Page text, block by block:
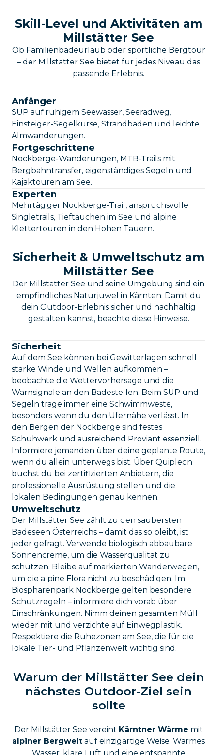
Skill-Level und Aktivitäten am
Millstätter See
Ob Familienbadeurlaub oder sportliche Bergtour
– der Millstätter See bietet für jedes Niveau das
passende Erlebnis.
Anfänger
SUP auf ruhigem Seewasser, Seeradweg,
Einsteiger-Segelkurse, Strandbaden und leichte
Almwanderungen.
Fortgeschrittene
Nockberge-Wanderungen, MTB-Trails mit
Bergbahntransfer, eigenständiges Segeln und
Kajaktouren am See.
Experten
Mehrtägiger Nockberge-Trail, anspruchsvolle
Singletrails, Tieftauchen im See und alpine
Klettertouren in den Hohen Tauern.
Sicherheit & Umweltschutz am
Millstätter See
Der Millstätter See und seine Umgebung sind ein
empfindliches Naturjuwel in Kärnten. Damit du
dein Outdoor-Erlebnis sicher und nachhaltig
gestalten kannst, beachte diese Hinweise.
Sicherheit
Auf dem See können bei Gewitterlagen schnell
starke Winde und Wellen aufkommen –
beobachte die Wettervorhersage und die
Warnsignale an den Badestellen. Beim SUP und
Segeln trage immer eine Schwimmweste,
besonders wenn du den Ufernähe verlässt. In
den Bergen der Nockberge sind festes
Schuhwerk und ausreichend Proviant essenziell.
Informiere jemanden über deine geplante Route,
wenn du allein unterwegs bist. Über Quipleon
buchst du bei zertifizierten Anbietern, die
professionelle Ausrüstung stellen und die
lokalen Bedingungen genau kennen.
Umweltschutz
Der Millstätter See zählt zu den saubersten
Badeseen Österreichs – damit das so bleibt, ist
jeder gefragt. Verwende biologisch abbaubare
Sonnencreme, um die Wasserqualität zu
schützen. Bleibe auf markierten Wanderwegen,
um die alpine Flora nicht zu beschädigen. Im
Biosphärenpark Nockberge gelten besondere
Schutzregeln – informiere dich vorab über
Einschränkungen. Nimm deinen gesamten Müll
wieder mit und verzichte auf Einwegplastik.
Respektiere die Ruhezonen am See, die für die
lokale Tier- und Pflanzenwelt wichtig sind.
Warum der Millstätter See dein
nächstes Outdoor-Ziel sein
sollte
Der Millstätter See vereint Kärntner Wärme mit
alpiner Bergwelt auf einzigartige Weise. Warmes
Wasser, klare Luft und eine entspannte